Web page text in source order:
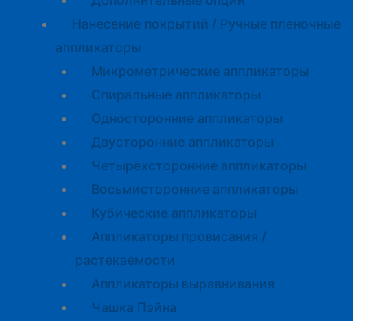
Нанесение покрытий / Ручные пленочные
аппликаторы
Микрометрические аппликаторы
Спиральные аппликаторы
Односторонние аппликаторы
Двусторонние аппликаторы
Четырёхсторонние аппликаторы
Восьмисторонние аппликаторы
Кубические аппликаторы
Аппликаторы провисания /
растекаемости
Аппликаторы выравнивания
Чашка Пэйна